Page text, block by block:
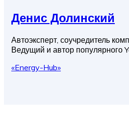
Денис Долинский
Автоэксперт, соучредитель
Ведущий и автор популярного
«Energy-Hub»